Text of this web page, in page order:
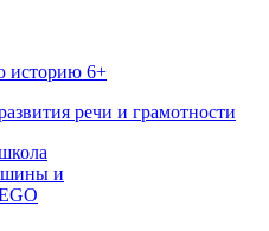
историю 6+
речи и грамотности